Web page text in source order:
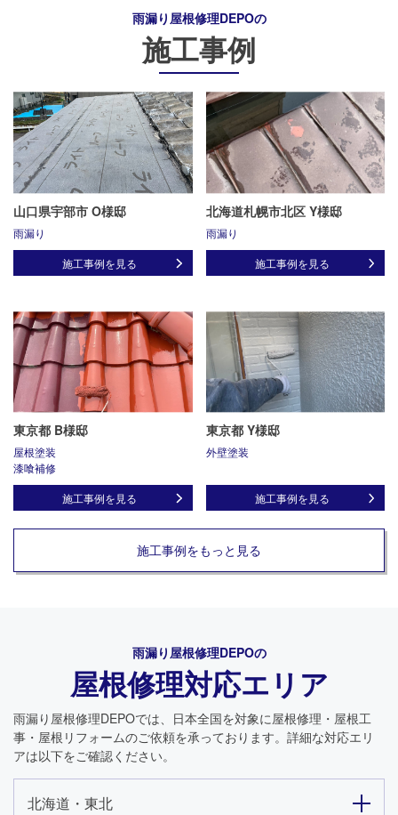
雨漏り屋根修理DEPOの
施工事例
山口県宇部市 O様邸
雨漏り
施工事例を見る
北海道札幌市北区 Y様邸
雨漏り
施工事例を見る
東京都 B様邸
屋根塗装
漆喰補修
施工事例を見る
東京都 Y様邸
外壁塗装
施工事例を見る
施工事例をもっと見る
雨漏り屋根修理DEPOの
屋根修理対応エリア
雨漏り屋根修理DEPOでは、日本全国を対象に屋根修理・屋根工
事・屋根リフォームのご依頼を承っております。詳細な対応エリ
アは以下をご確認ください。
北海道・東北